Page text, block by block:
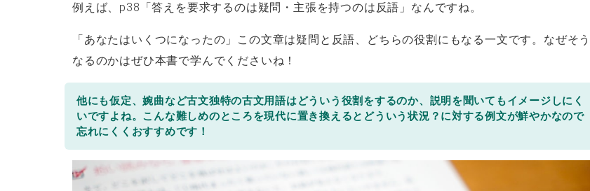
例えば、p38「答えを要求するのは疑問・主張を持つのは反語」なんですね。
「あなたはいくつになったの」この文章は疑問と反語、どちらの役割にもなる一文です。なぜそう
なるのかはぜひ本書で学んでくださいね！
他にも仮定、婉曲など古文独特の古文用語はどういう役割をするのか、説明を聞いてもイメージしにく
いですよね。こんな難しめのところを現代に置き換えるとどういう状況？に対する例文が鮮やかなので
忘れにくくおすすめです！